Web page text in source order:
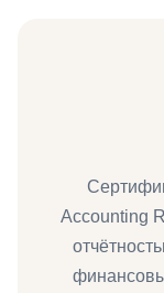
Accounting